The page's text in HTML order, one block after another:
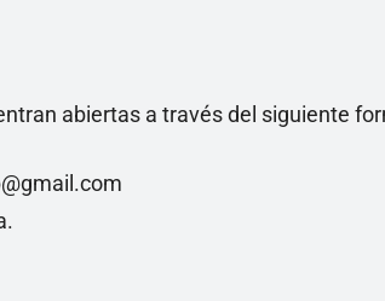
abiertas a través del siguiente